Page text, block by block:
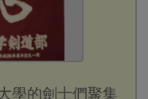
學的劍士們聚集